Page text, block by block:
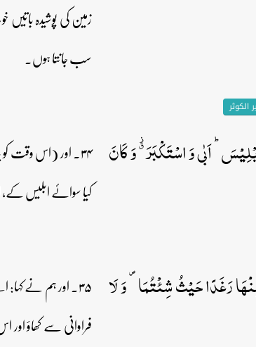
زمین کی پوشیدہ باتیں
سب جانتا ہوں۔
الکوثر
اَبٰی وَ اسۡتَکۡبَرَ ٭۫ وَ کَانَ
۳۴۔ اور (اس وقت
کیا سوائے ابلیس کے،
رَغَدًا حَیۡثُ شِئۡتُمَا ۪ وَ لَا
۳۵۔ اور ہم نے
فراوانی سے کھاؤ